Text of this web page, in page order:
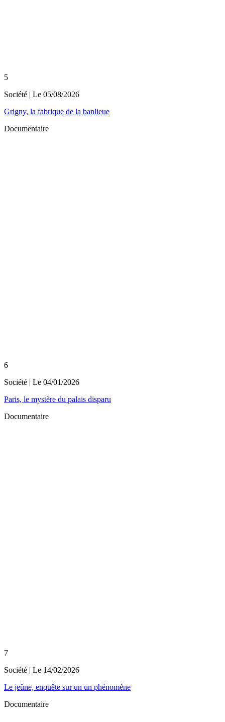
5
Société | Le 05/08/2026
Grigny, la fabrique de la banlieue
Documentaire
6
Société | Le 04/01/2026
Paris, le mystère du palais disparu
Documentaire
7
Société | Le 14/02/2026
Le jeûne, enquête sur un un phénomène
Documentaire